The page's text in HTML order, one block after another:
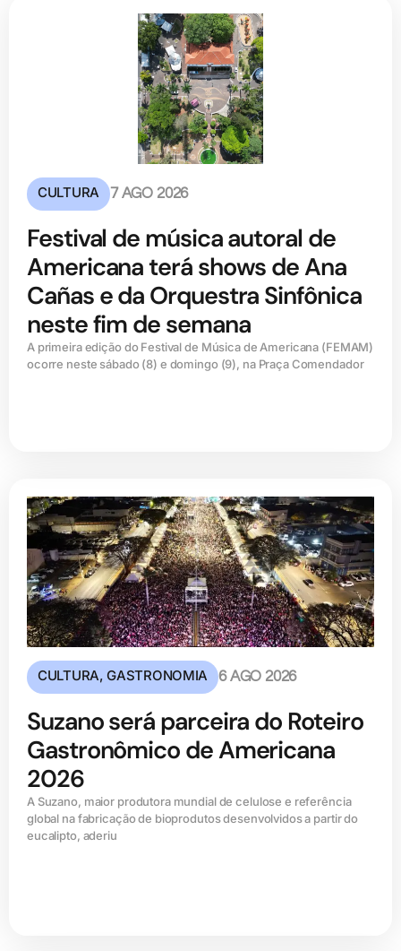
CULTURA 7 AGO 2026
Festival de música autoral de
Americana terá shows de Ana
Cañas e da Orquestra Sinfônica
neste fim de semana
A primeira edição do Festival de Música de Americana (FEMAM)
ocorre neste sábado (8) e domingo (9), na Praça Comendador
CULTURA,GASTRONOMIA 6 AGO 2026
Suzano será parceira do Roteiro
Gastronômico de Americana
2026
A Suzano, maior produtora mundial de celulose e referência
global na fabricação de bioprodutos desenvolvidos a partir do
eucalipto, aderiu